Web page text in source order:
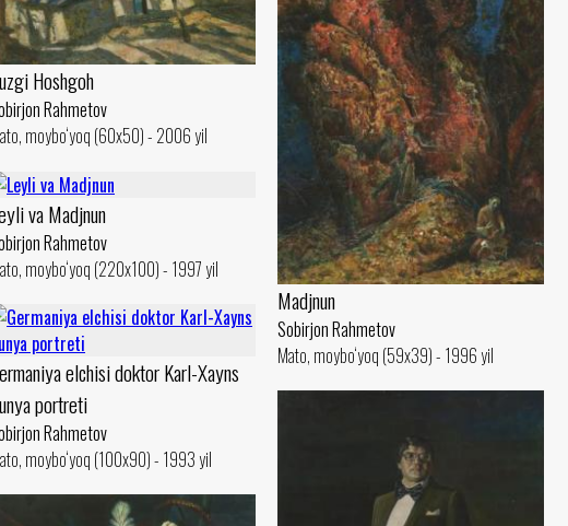
Hoshgoh
Rahmetov
moybo‘yoq (60x50) - 2006 yil
Madjnun
Sobirjon Rahmetov
Mato, moybo‘yoq (59x39) - 1996 yil
va Madjnun
Rahmetov
moybo‘yoq (220x100) - 1997 yil
elchisi doktor Karl-Xayns
portreti
Rahmetov
moybo‘yoq (100x90) - 1993 yil